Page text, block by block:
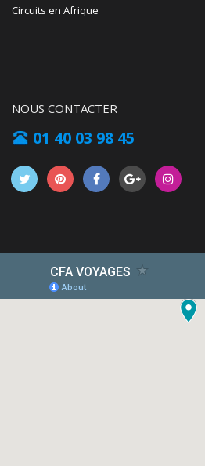
Circuits en Afrique
NOUS CONTACTER
01 40 03 98 45